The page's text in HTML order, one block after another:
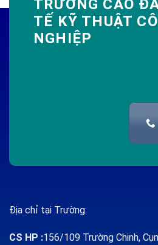
TRƯỜNG CAO
TẾ KỸ THUẬT
NGHIỆP
Địa chỉ tại Trường:
CS HP :156/109 Trường Chinh,